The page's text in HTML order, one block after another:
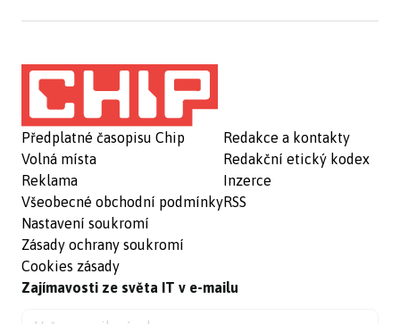
Předplatné časopisu Chip
Volná místa
Reklama
Všeobecné obchodní podmínky
Nastavení soukromí
Zásady ochrany soukromí
Cookies zásady
Redakce a kontakty
Redakční etický kodex
Inzerce
RSS
Zajímavosti ze světa IT v e-mailu